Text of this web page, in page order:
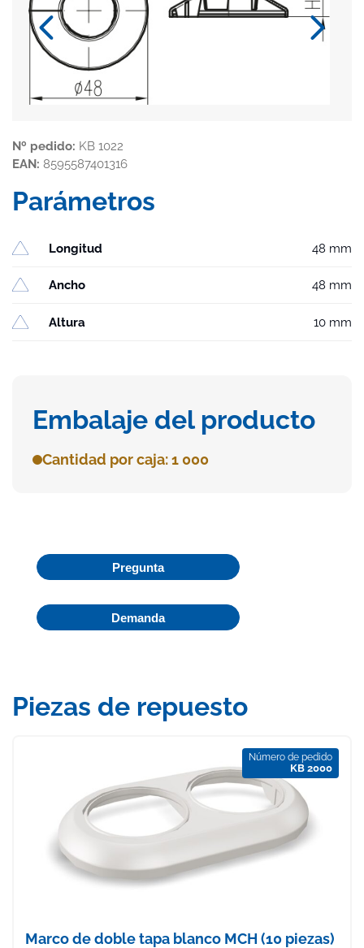
Nº pedido: KB 1022
EAN: 8595587401316
Parámetros
Longitud 48 mm
Ancho 48 mm
Altura 10 mm
Embalaje del producto
Cantidad por caja: 1 000
Pregunta
Demanda
Piezas de repuesto
Número de pedido
KB 2000
Marco de doble tapa blanco MCH (10 piezas)